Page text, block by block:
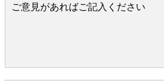
ご意見があればご記入ください